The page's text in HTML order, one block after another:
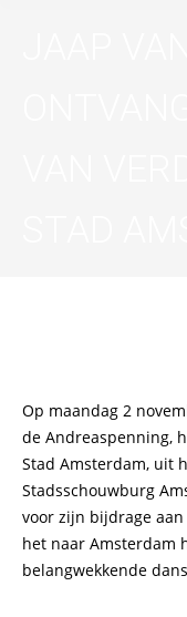
Op maandag 2
de Andreaspenning,
Stad Amsterdam, uit
Stadsschouwburg
voor zijn bijdrage
het naar Amsterdam
belangwekkende